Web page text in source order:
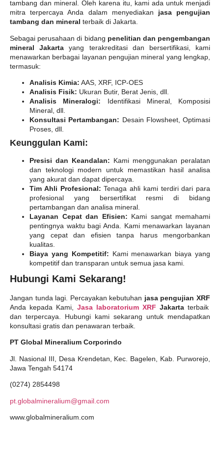
tambang dan mineral. Oleh karena itu, kami ada untuk menjadi
mitra terpercaya Anda dalam menyediakan jasa pengujian
tambang dan mineral terbaik di Jakarta.
Sebagai perusahaan di bidang penelitian dan pengembangan
mineral Jakarta yang terakreditasi dan bersertifikasi, kami
menawarkan berbagai layanan pengujian mineral yang lengkap,
termasuk:
Analisis Kimia: AAS, XRF, ICP-OES
Analisis Fisik: Ukuran Butir, Berat Jenis, dll.
Analisis Mineralogi: Identifikasi Mineral, Komposisi
Mineral, dll.
Konsultasi Pertambangan: Desain Flowsheet, Optimasi
Proses, dll.
Keunggulan Kami:
Presisi dan Keandalan: Kami menggunakan peralatan
dan teknologi modern untuk memastikan hasil analisa
yang akurat dan dapat dipercaya.
Tim Ahli Profesional: Tenaga ahli kami terdiri dari para
profesional yang bersertifikat resmi di bidang
pertambangan dan analisa mineral.
Layanan Cepat dan Efisien: Kami sangat memahami
pentingnya waktu bagi Anda. Kami menawarkan layanan
yang cepat dan efisien tanpa harus mengorbankan
kualitas.
Biaya yang Kompetitif: Kami menawarkan biaya yang
kompetitif dan transparan untuk semua jasa kami.
Hubungi Kami Sekarang!
Jangan tunda lagi. Percayakan kebutuhan jasa pengujian XRF
Anda kepada Kami, Jasa laboratorium XRF Jakarta terbaik
dan terpercaya. Hubungi kami sekarang untuk mendapatkan
konsultasi gratis dan penawaran terbaik.
PT Global Mineralium Corporindo
Jl. Nasional III, Desa Krendetan, Kec. Bagelen, Kab. Purworejo,
Jawa Tengah 54174
(0274) 2854498
pt.globalmineralium@gmail.com
www.globalmineralium.com